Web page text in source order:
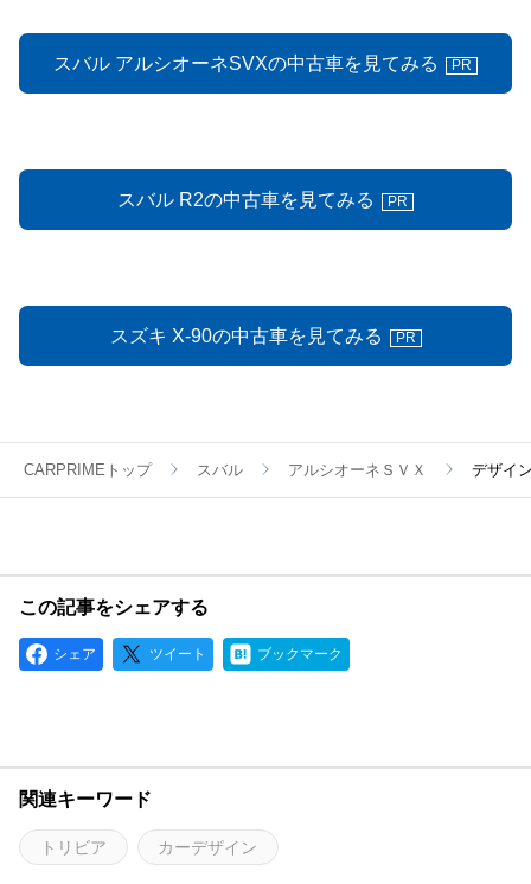
スバル アルシオーネSVXの中古車を見てみる PR
スバル R2の中古車を見てみる PR
スズキ X-90の中古車を見てみる PR
CARPRIMEトップ スバル アルシオーネＳＶＸ デザイ
この記事をシェアする
シェア ツイート ブックマーク
関連キーワード
トリビア カーデザイン